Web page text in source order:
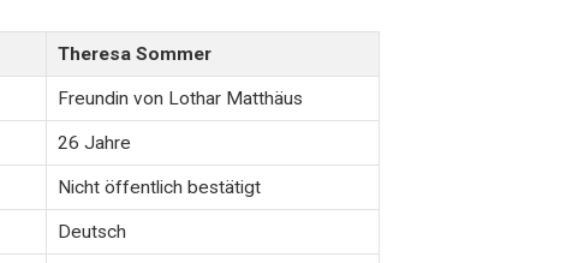
Theresa Sommer
Freundin von Lothar Matthäus
26 Jahre
Nicht öffentlich bestätigt
Deutsch